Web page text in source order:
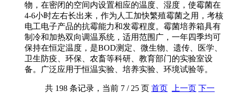
物，在密闭的空间内设置相应的温度、湿度，使霉菌在
4-6小时左右长出来，作为人工加快繁殖霉菌之用，考核
电工电子产品的抗霉能力和发霉程度。霉菌培养箱具有
制冷和加热双向调温系统，适用范围广，一年四季均可
保持在恒定温度，是BOD测定、微生物、遗传、医学、
卫生防疫、环保、农畜等科研、教育部门的实验室设
备。广泛应用于恒温实验、培养实验、环境试验等。
共 198 条记录，当前 7 / 25 页 首页 上一页 下一